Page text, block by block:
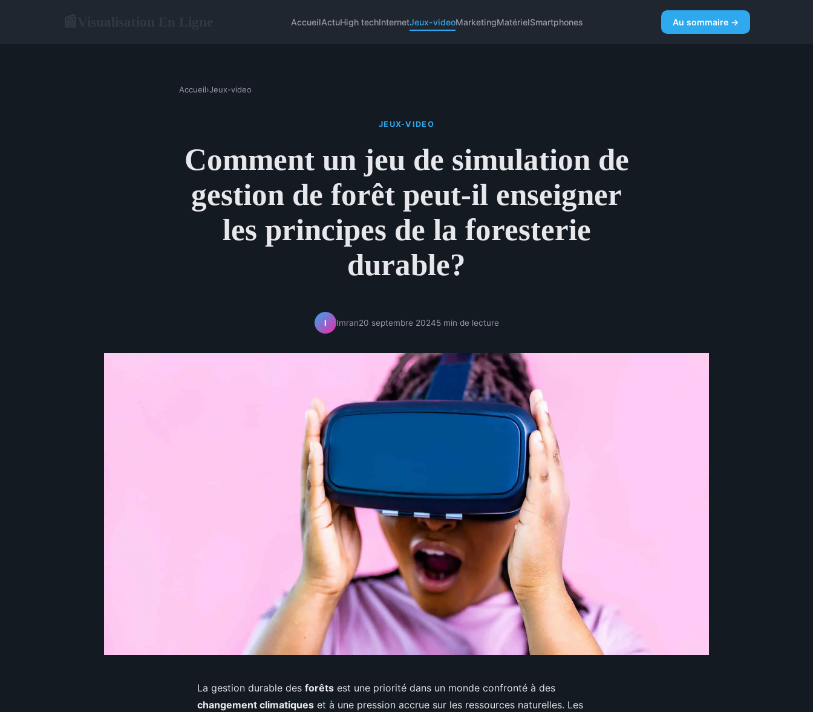
AccueilActuHigh techInternetJeux-videoMarketingMatérielSmartphones Au sommaire →
Accueil›Jeux-video
JEUX-VIDEO
Comment un jeu de simulation de
gestion de forêt peut-il enseigner
les principes de la foresterie
durable?
I Imran20 septembre 20245 min de lecture
La gestion durable des forêts est une priorité dans un monde confronté à des
changement climatiques et à une pression accrue sur les ressources naturelles. Les